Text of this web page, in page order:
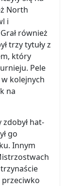
North
i
również
trzy tytuły z
który
Pele
kolejnych
na
hat-
go
Innym
przeciwko